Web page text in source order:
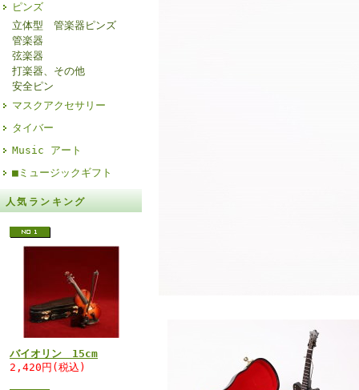
ピンズ
立体型 管楽器ピンズ
管楽器
弦楽器
打楽器、その他
安全ピン
マスクアクセサリー
タイバー
Music アート
■ミュージックギフト
人気ランキング
バイオリン 15cm
2,420円(税込)